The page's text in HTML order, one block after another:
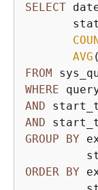
SELECT
AVG
FROM
WHERE
AND
AND
GROUP
BY
ORDER BY